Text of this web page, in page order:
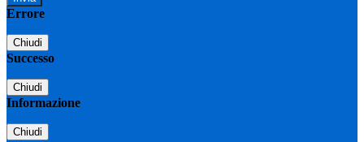
Errore
Chiudi
Successo
Chiudi
Informazione
Chiudi